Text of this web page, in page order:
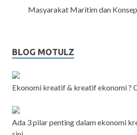
Masyarakat Maritim dan
BLOG MOTULZ
Ekonomi kreatif & kreatif ekonomi ?
Ada 3 pilar penting dalam ekonomi